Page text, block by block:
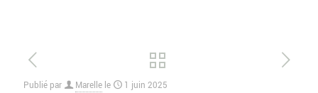
Publié par Marelle le 1 juin 2025